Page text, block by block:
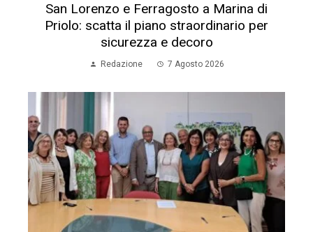
San Lorenzo e Ferragosto a Marina di
Priolo: scatta il piano straordinario per
sicurezza e decoro
Redazione 7 Agosto 2026